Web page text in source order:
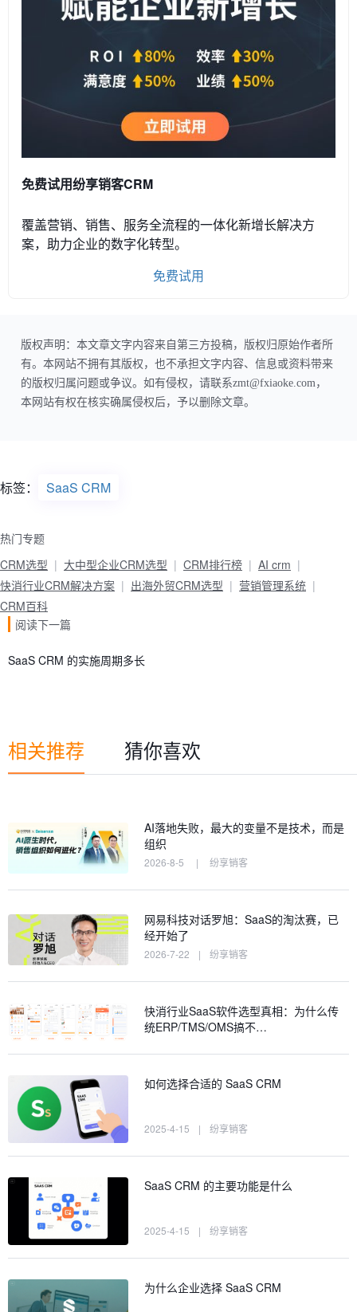
免费试用纷享销客CRM
覆盖营销、销售、服务全流程的一体化新增长解决方
案，助力企业的数字化转型。
免费试用
版权声明：本文章文字内容来自第三方投稿，版权归原始作者所
有。本网站不拥有其版权，也不承担文字内容、信息或资料带来
的版权归属问题或争议。如有侵权，请联系zmt@fxiaoke.com，
本网站有权在核实确属侵权后，予以删除文章。
标签： SaaS CRM
热门专题
CRM选型
大中型企业CRM选型 CRM排行榜
AI crm
快消行业CRM解决方案
出海外贸CRM选型
营销管理系统
CRM百科
阅读下一篇
SaaS CRM 的实施周期多长
相关推荐 猜你喜欢
AI落地失败，最大的变量不是技术，而是
组织
2026-8-5 | 纷享销客
网易科技对话罗旭：SaaS的淘汰赛，已
经开始了
2026-7-22 | 纷享销客
快消行业SaaS软件选型真相：为什么传
统ERP/TMS/OMS搞不…
如何选择合适的 SaaS CRM
2025-4-15 | 纷享销客
SaaS CRM 的主要功能是什么
2025-4-15 | 纷享销客
为什么企业选择 SaaS CRM